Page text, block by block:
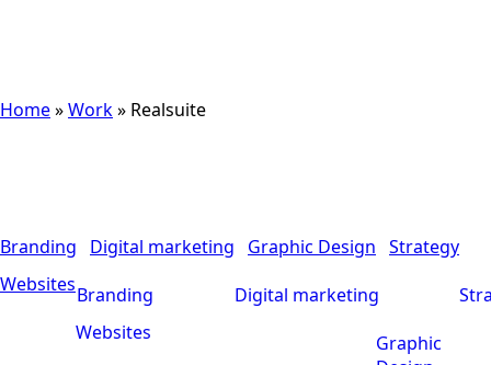
Home»Work» Realsuite
Branding
Branding
Digital marketing
Digital marketing
Graphic Design
Graphic
Strategy
Websites
Websites